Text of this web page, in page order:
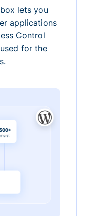
lets you
applications
Control
for the